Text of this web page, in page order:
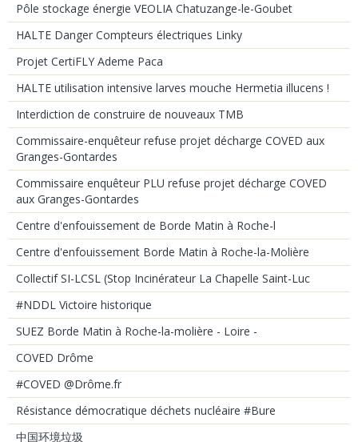
Pôle stockage énergie VEOLIA Chatuzange-le-Goubet
HALTE Danger Compteurs électriques Linky
Projet CertiFLY Ademe Paca
HALTE utilisation intensive larves mouche Hermetia illucens !
Interdiction de construire de nouveaux TMB
Commissaire-enquêteur refuse projet décharge COVED aux
Granges-Gontardes
Commissaire enquêteur PLU refuse projet décharge COVED
aux Granges-Gontardes
Centre d'enfouissement de Borde Matin à Roche-l
Centre d'enfouissement Borde Matin à Roche-la-Molière
Collectif SI-LCSL (Stop Incinérateur La Chapelle Saint-Luc
#NDDL Victoire historique
SUEZ Borde Matin à Roche-la-molière - Loire -
COVED Drôme
#COVED @Drôme.fr
Résistance démocratique déchets nucléaire #Bure
中国环境垃圾